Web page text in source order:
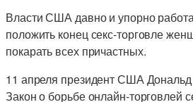
Власти США давно и упорно
положить конец секс-торговле
покарать всех причастных.
11 апреля президент США
Закон о борьбе онлайн-торговлей